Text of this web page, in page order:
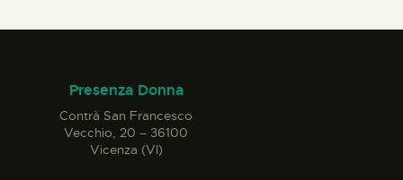
Presenza Donna
Contrà San Francesco
Vecchio, 20 – 36100
Vicenza (VI)